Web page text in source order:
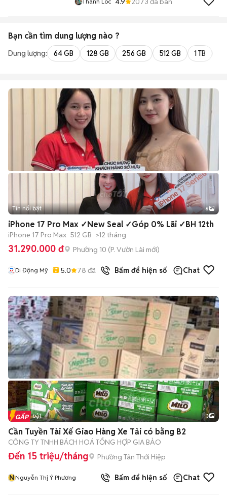
Bạn cần tìm dung lượng nào ?
Dung lượng: 64 GB 128 GB 256 GB 512 GB 1 TB
+2
Tin nổi bật 6
iPhone 17 Pro Max ✓New Seal ✓Góp 0% Lãi ✓BH 12th
iPhone 17 Pro Max 512 GB >12 tháng
31.290.000 đ Phường 10 (P. Vườn Lài mới)
Di Động Mỹ 5.0 78 đã bán Bấm để hiện số Chat
Tin nổi bật 3
Cần Tuyền Tài Xế Giao Hàng Xe Tải có bằng B2
CÔNG TY TNHH BÁCH HOÁ TỔNG HỢP GIA BẢO
Đến 15 triệu/tháng Phường Tân Thới Hiệp
NNguyễn Thị Ý Phương Bấm để hiện số Chat